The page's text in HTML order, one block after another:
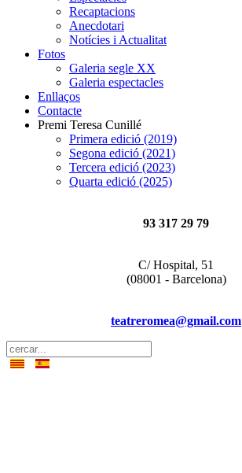
Recaptacions
Anecdotari
Notícies i Actualitat
Fotos
Galeria segle XX
Galeria espectacles
Enllaços
Contacte
Premi Teresa Cunillé
Primera edició (2019)
Segona edició (2021)
Tercera edició (2023)
Quarta edició (2025)
93 317 29 79
C/ Hospital, 51
(08001 - Barcelona)
teatreromea@gmail.com